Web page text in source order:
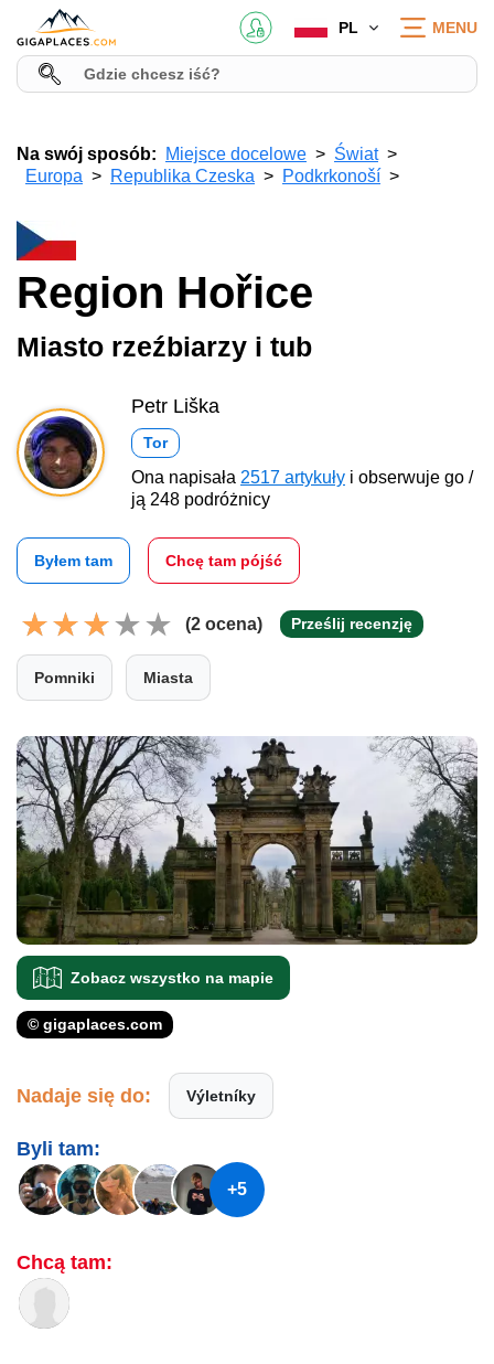
PL MENU
Na swój sposób: Miejsce docelowe
Świat
Europa
Republika Czeska Podkrkonoší
Region Hořice
Miasto rzeźbiarzy i tub
Petr Liška
Tor
Ona napisała 2517 artykuły i obserwuje go /
ją 248 podróżnicy
Byłem tam Chcę tam pójść
(2 ocena) Prześlij recenzję
Pomniki Miasta
Zobacz wszystko na mapie
© gigaplaces.com
Nadaje się do: Výletníky
Byli tam:
+5
Chcą tam: